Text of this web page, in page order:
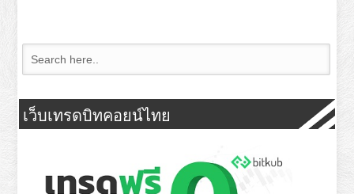
เว็บเทรดบิทคอยน์ไทย